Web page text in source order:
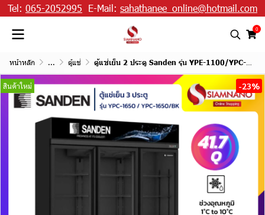
Tel: 065-2052995 E-Mail: sahathanee_online@hotmail.com
0
หน้าหลัก ... ตู้แช่ ตู้แช่เย็น 2 ประตู Sanden รุ่น YPE-1100/YPC-1100/YPC-1100/BK ขนาด 27.2Q สีดำ
สินค้าใหม่ -23%